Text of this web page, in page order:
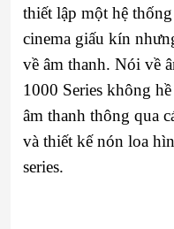
thiết lập một hệ
cinema giấu kín
về âm thanh. Nói về
1000 Series không
âm thanh thông qua
và thiết kế nón loa
series.